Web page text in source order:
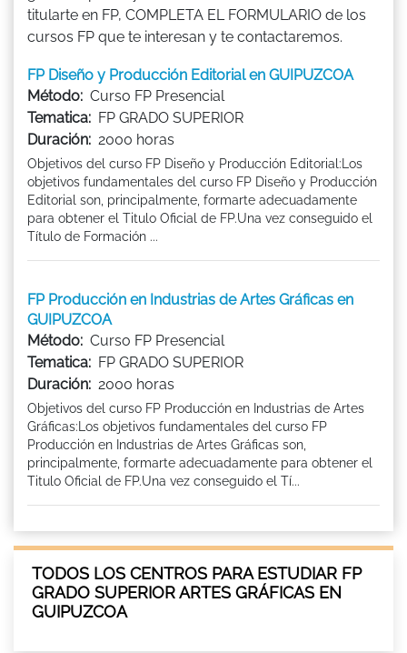
titularte en FP, COMPLETA EL FORMULARIO de los
cursos FP que te interesan y te contactaremos.
FP Diseño y Producción Editorial en GUIPUZCOA
Método: Curso FP Presencial
Tematica: FP GRADO SUPERIOR
Duración: 2000 horas
Objetivos del curso FP Diseño y Producción Editorial:Los
objetivos fundamentales del curso FP Diseño y Producción
Editorial son, principalmente, formarte adecuadamente
para obtener el Titulo Oficial de FP.Una vez conseguido el
Título de Formación ...
FP Producción en Industrias de Artes Gráficas en
GUIPUZCOA
Método: Curso FP Presencial
Tematica: FP GRADO SUPERIOR
Duración: 2000 horas
Objetivos del curso FP Producción en Industrias de Artes
Gráficas:Los objetivos fundamentales del curso FP
Producción en Industrias de Artes Gráficas son,
principalmente, formarte adecuadamente para obtener el
Titulo Oficial de FP.Una vez conseguido el Tí...
TODOS LOS CENTROS PARA ESTUDIAR FP
GRADO SUPERIOR ARTES GRÁFICAS EN
GUIPUZCOA